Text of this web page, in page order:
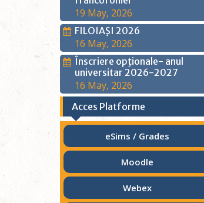
19 May, 2026
FILOIAŞI 2026
16 May, 2026
Înscriere opţionale- anul
universitar 2026-2027
16 May, 2026
Acces Platforme
eSims / Grades
Moodle
Webex